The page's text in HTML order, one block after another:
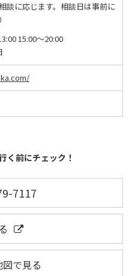
談に応じます。相談日は事前に
15:00～20:00
く前にチェック！
7117
で見る